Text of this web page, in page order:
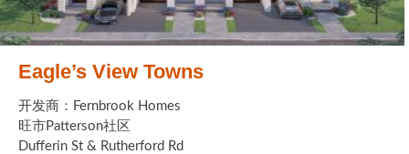
Eagle’s View Towns
开发商：Fernbrook Homes
旺市Patterson社区
Dufferin St & Rutherford Rd